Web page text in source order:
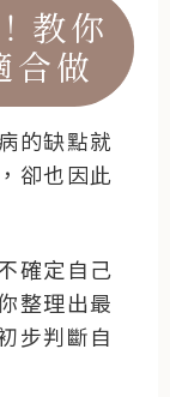
教你
合做
的缺點就
卻也因此
確定自己
整理出最
步判斷自